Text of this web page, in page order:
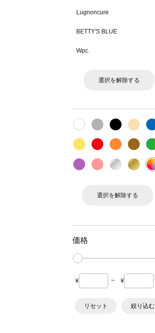
Lugnoncure
BETTY'S BLUE
Wpc.
選択を解除する
選択を解除する
価格
¥ ~ ¥
リセット 絞り込む